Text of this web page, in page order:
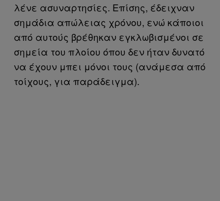
λένε ασυναρτησίες. Επίσης, έδειχναν
σημάδια απώλειας χρόνου, ενώ κάποιοι
από αυτούς βρέθηκαν εγκλωβισμένοι σε
σημεία του πλοίου όπου δεν ήταν δυνατό
να έχουν μπει μόνοι τους (ανάμεσα από
τοίχους, για παράδειγμα).